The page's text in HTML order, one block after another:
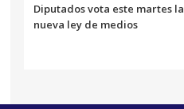
Diputados vota este martes la
nueva ley de medios